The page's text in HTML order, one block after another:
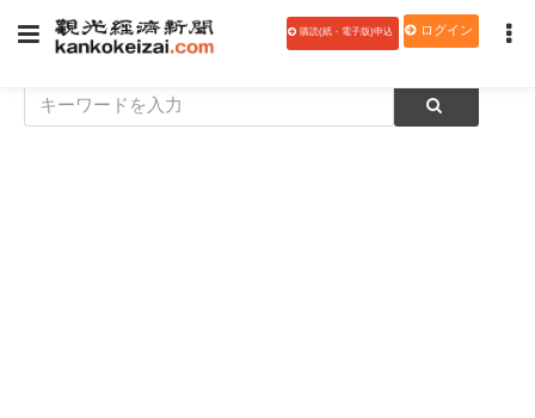
購読(紙・電子版)申込 ログイン